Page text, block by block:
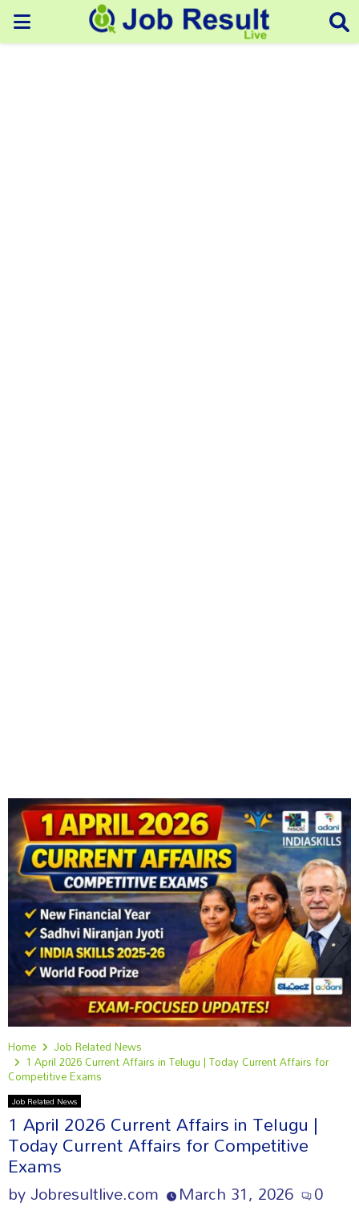
PRIMARY
Home Job Related News
1 April 2026 Current Affairs in Telugu | Today Current Affairs for
Competitive Exams
Job Related News
1 April 2026 Current Affairs in Telugu |
Today Current Affairs for Competitive
Exams
byJobresultlive.com March 31, 2026 0